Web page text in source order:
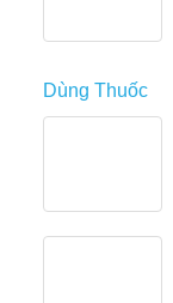
Dùng Thuốc